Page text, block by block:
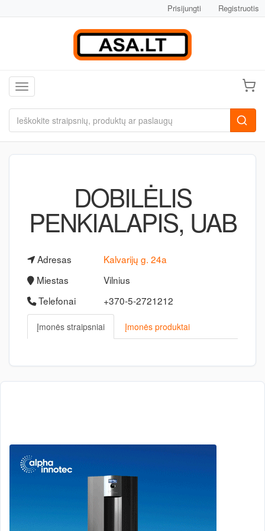
Prisijungti Registruotis
Toggle navigation
DOBILĖLIS
PENKIALAPIS, UAB
Adresas
Kalvarijų g. 24a
Miestas
Vilnius
Telefonai
+370-5-2721212
Įmonės straipsniai Įmonės produktai